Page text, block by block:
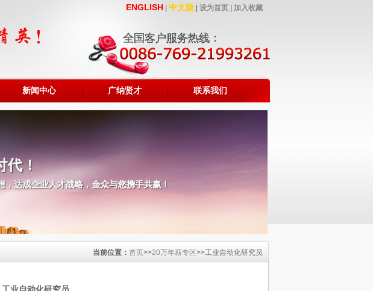
ENGLISH 中文版 设为首页| 加入收藏
新闻中心 广纳贤才 联系我们
当前位置： 首页>>20万年薪专区>>工业自动化研究员